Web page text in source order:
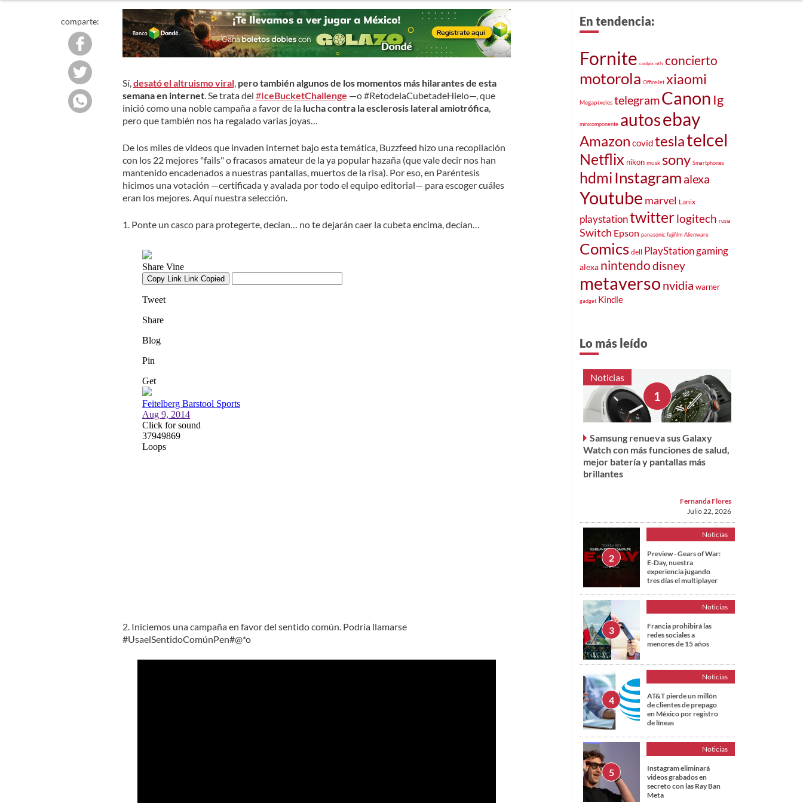
comparte:
Sí, desató el altruismo viral, pero también algunos de los momentos más hilarantes de esta
semana en internet. Se trata del #IceBucketChallenge —o #RetodelaCubetadeHielo—, que
inició como una noble campaña a favor de la lucha contra la esclerosis lateral amiotrófica,
pero que también nos ha regalado varias joyas…
De los miles de videos que invaden internet bajo esta temática, Buzzfeed hizo una recopilación
con los 22 mejores "fails" o fracasos amateur de la ya popular hazaña (que vale decir nos han
mantenido encadenados a nuestras pantallas, muertos de la risa). Por eso, en Paréntesis
hicimos una votación —certificada y avalada por todo el equipo editorial— para escoger cuáles
eran los mejores. Aquí nuestra selección.
1. Ponte un casco para protegerte, decían… no te dejarán caer la cubeta encima, decían…
2. Iniciemos una campaña en favor del sentido común. Podría llamarse
#UsaelSentidoComúnPen#@*o
En tendencia:
Fornite coolpix ntfs concierto
motorola OfficeJet xiaomi
Megapixeles telegramCanon Ig
minicomponente autosebay
Amazon covidteslatelcel
Netflix nikon musk sony Smartphones
hdmi Instagram alexa
Youtube marvel Lanix
playstationtwitterlogitech rusia
Switch Epson panasonic fujifilm Alienware
Comics dell PlayStationgaming
alexa nintendodisney
metaverso nvidia warner
gadget Kindle
Lo más leído
Noticias
Samsung renueva sus Galaxy
Watch con más funciones de salud,
mejor batería y pantallas más
brillantes
Fernanda Flores
Julio 22, 2026
Noticias
Preview - Gears of War:
E-Day, nuestra
experiencia jugando
tres días el multiplayer
Noticias
Francia prohibirá las
redes sociales a
menores de 15 años
Noticias
AT&T pierde un millón
de clientes de prepago
en México por registro
de líneas
Noticias
Instagram eliminará
videos grabados en
secreto con las Ray Ban
Meta